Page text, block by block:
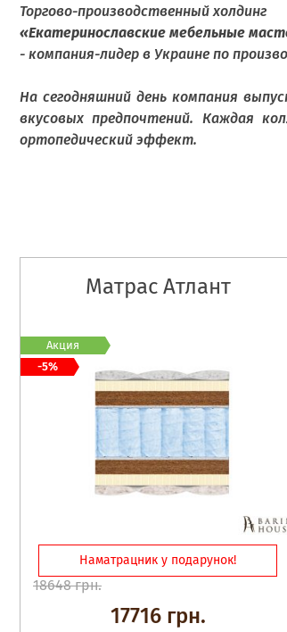
Торгово-производственный холдинг
«Екатеринославские мебельные
- компания-лидер в Украине по
На сегодняшний день компания
вкусовых предпочтений. Каждая
ортопедический эффект.
Матрас Атлант
Наматрацник у подарунок!
18648 грн.
17716 грн.
Акция
-5%